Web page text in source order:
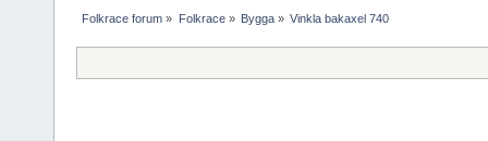
Folkrace forum » Folkrace» Bygga» Vinkla bakaxel 740